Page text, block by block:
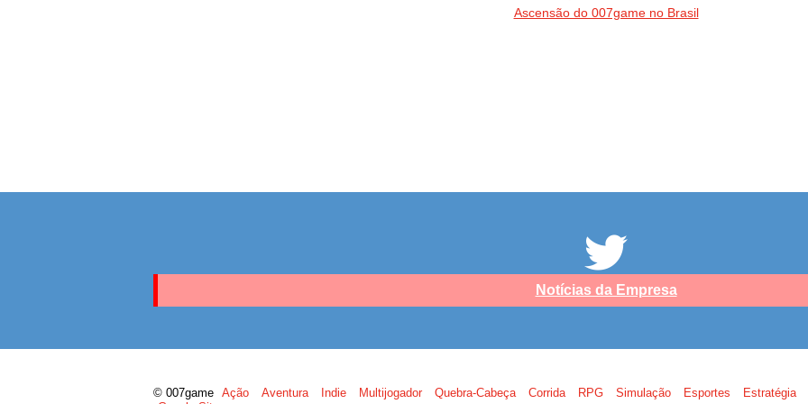
Ascensão do 007game no Brasil
Notícias da Empresa
© 007game Ação Aventura Indie Multijogador Quebra-Cabeça Corrida RPG Simulação Esportes Estratégia